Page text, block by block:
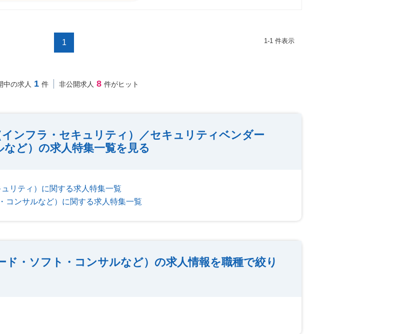
1 1-1 件表示
中の求人 1 件 非公開求人 8 件がヒット
ンフラ・セキュリティ）／セキュリティベンダー
など）の求人特集一覧を見る
リティ）に関する求人特集一覧
コンサルなど）に関する求人特集一覧
・ソフト・コンサルなど）の求人情報を職種で絞り